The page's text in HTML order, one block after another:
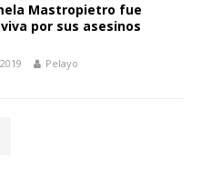
Mastropietro fue
por sus asesinos
Pelayo